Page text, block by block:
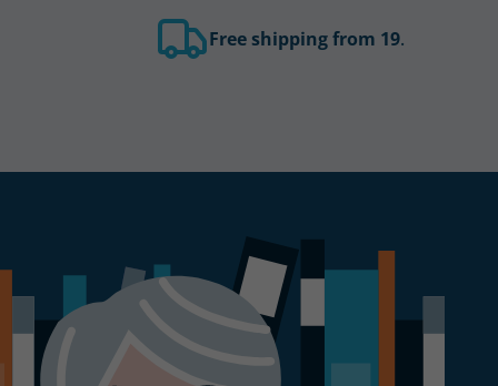
Free shipping from 19.